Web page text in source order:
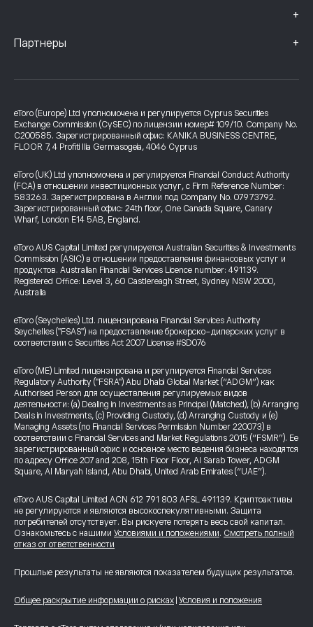
+
Партнеры +
eToro (Europe) Ltd уполномочена и регулируется Cyprus Securities
Exchange Commission (CySEC) по лицензии номер# 109/10. Company No.
C200585. Зарегистрированный офис: KANIKA BUSINESS CENTRE,
FLOOR 7, 4 Profiti Ilia Germasogeia, 4046 Cyprus
eToro (UK) Ltd уполномочена и регулируется Financial Conduct Authority
(FCA) в отношении инвестиционных услуг, с Firm Reference Number:
583263. Зарегистрирована в Англии под Company No. 07973792.
Зарегистрированный офис: 24th floor, One Canada Square, Canary
Wharf, London E14 5AB, England.
eToro AUS Capital Limited регулируется Australian Securities & Investments
Commission (ASIC) в отношении предоставления финансовых услуг и
продуктов. Australian Financial Services Licence number: 491139.
Registered Office: Level 3, 60 Castlereagh Street, Sydney NSW 2000,
Australia
eToro (Seychelles) Ltd. лицензирована Financial Services Authority
Seychelles ("FSAS") на предоставление брокерско-дилерских услуг в
соответствии с Securities Act 2007 License #SD076
eToro (ME) Limited лицензирована и регулируется Financial Services
Regulatory Authority ("FSRA") Abu Dhabi Global Market (“ADGM”) как
Authorised Person для осуществления регулируемых видов
деятельности: (a) Dealing in Investments as Principal (Matched), (b) Arranging
Deals in Investments, (c) Providing Custody, (d) Arranging Custody и (e)
Managing Assets (по Financial Services Permission Number 220073) в
соответствии с Financial Services and Market Regulations 2015 (“FSMR”). Ее
зарегистрированный офис и основное место ведения бизнеса находятся
по адресу Office 207 and 208, 15th Floor Floor, Al Sarab Tower, ADGM
Square, Al Maryah Island, Abu Dhabi, United Arab Emirates (“UAE”).
eToro AUS Capital Limited ACN 612 791 803 AFSL 491139. Криптоактивы
не регулируются и являются высокоспекулятивными. Защита
потребителей отсутствует. Вы рискуете потерять весь свой капитал.
Ознакомьтесь с нашими Условиями и положениями. Смотреть полный
отказ от ответственности
Прошлые результаты не являются показателем будущих результатов.
Общее раскрытие информации о рисках Условия и положения